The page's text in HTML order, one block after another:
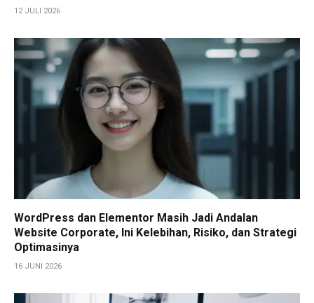
12 JULI 2026
WordPress dan Elementor Masih Jadi Andalan
Website Corporate, Ini Kelebihan, Risiko, dan Strategi
Optimasinya
16 JUNI 2026